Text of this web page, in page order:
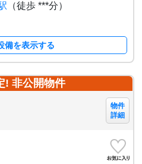
（徒歩 ***分）
備を表示する
! 非公開物件
物件
詳細